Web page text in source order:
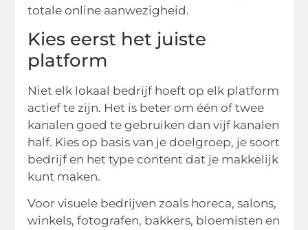
totale online aanwezigheid.
Kies eerst het juiste
platform
Niet elk lokaal bedrijf hoeft op elk platform
actief te zijn. Het is beter om één of twee
kanalen goed te gebruiken dan vijf kanalen
half. Kies op basis van je doelgroep, je soort
bedrijf en het type content dat je makkelijk
kunt maken.
Voor visuele bedrijven zoals horeca, salons,
winkels, fotografen, bakkers, bloemisten en